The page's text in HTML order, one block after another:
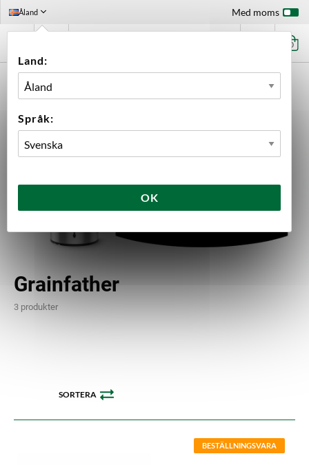
Åland
Land:
Språk:
OK
Med moms
0
FÖRSTASIDAN
GRAINFATHER
Grainfather
3 produkter
SORTERA
BESTÄLLNINGSVARA